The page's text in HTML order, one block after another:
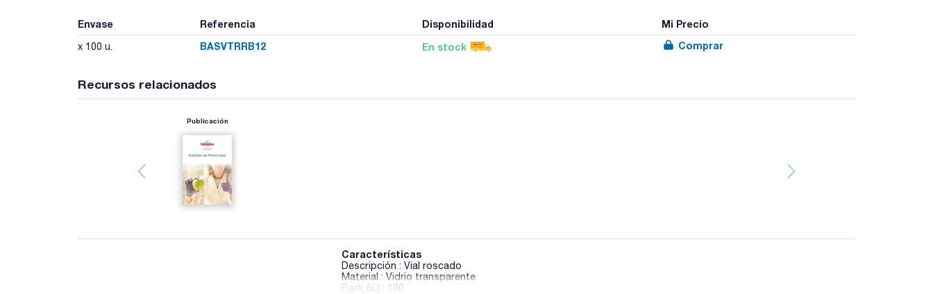
Envase Referencia Disponibilidad Mi Precio
x 100 u. BASVTRRB12 En stock Comprar
Recursos relacionados
Publicación
Características
Descripción : Vial roscado
Material : Vidrio transparente
Pack (u.) : 100